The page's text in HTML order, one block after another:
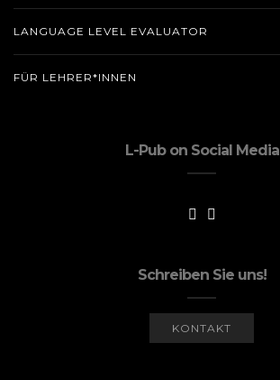
LANGUAGE LEVEL EVALUATOR
FÜR LEHRER*INNEN
L-Pub on Social Media
Schreiben Sie uns!
KONTAKT